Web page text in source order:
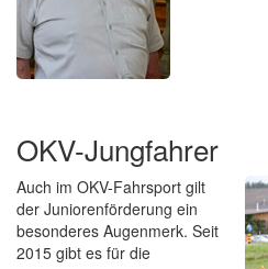
OKV-Jungfahrer
Auch im OKV-Fahrsport gilt
der Juniorenförderung ein
besonderes Augenmerk. Seit
2015 gibt es für die